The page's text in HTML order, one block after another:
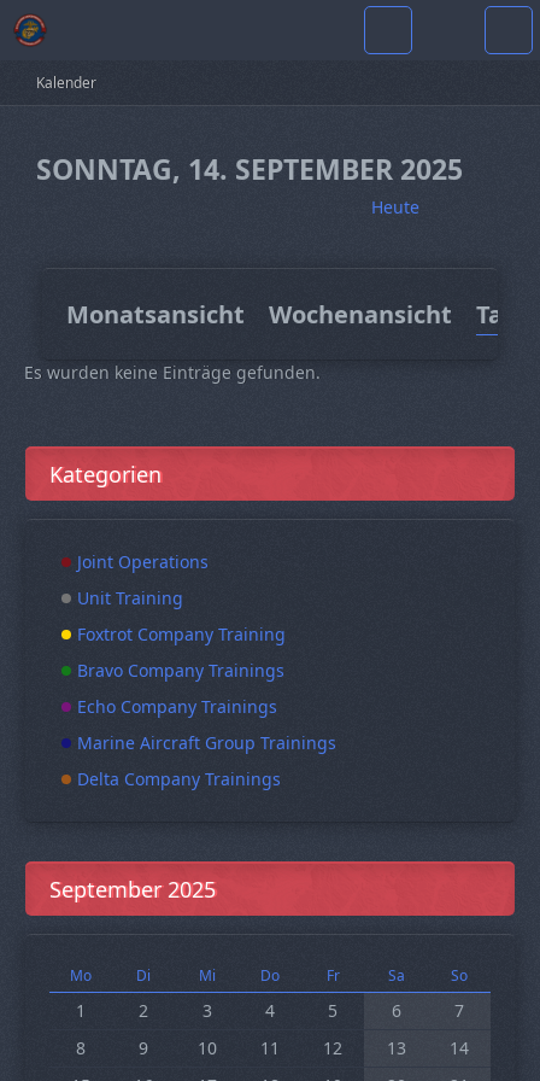
Kalender
SONNTAG, 14. SEPTEMBER 2025
Heute
Monatsansicht Wochenansicht
Es wurden keine Einträge gefunden.
Kategorien
Joint Operations
Unit Training
Foxtrot Company Training
Bravo Company Trainings
Echo Company Trainings
Marine Aircraft Group Trainings
Delta Company Trainings
September 2025
Mo Di Mi Do Fr Sa So
1 2 3 4 5 6
7
8
9 10 11 12 13
14